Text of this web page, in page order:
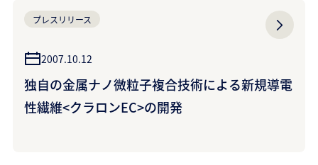
プレスリリース
2007.10.12
独自の金属ナノ微粒子複合技術による新規導電
性繊維<クラロンEC>の開発